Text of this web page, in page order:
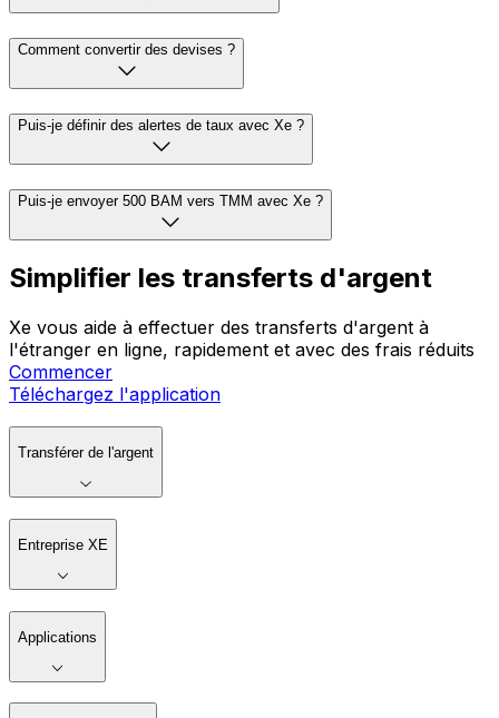
Comment convertir des devises ?
Puis-je définir des alertes de taux avec Xe ?
Puis-je envoyer 500 BAM vers TMM avec Xe ?
Simplifier les transferts d'argent
Xe vous aide à effectuer des transferts d'argent à
l'étranger en ligne, rapidement et avec des frais réduits
Commencer
Téléchargez l'application
Transférer de l'argent
Entreprise XE
Applications